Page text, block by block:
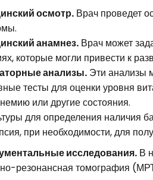
осмотр. Врач проведет
анамнез. Врач может
которые могли привести к
анализы. Эти анализы
тесты для оценки уровня
или другие состояния.
для определения наличия
при необходимости, для
исследования. В
резонансная томография